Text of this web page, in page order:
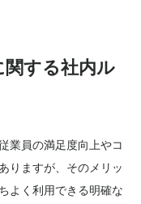
する社内ル
業員の満足度向上やコ
りますが、そのメリッ
よく利用できる明確な